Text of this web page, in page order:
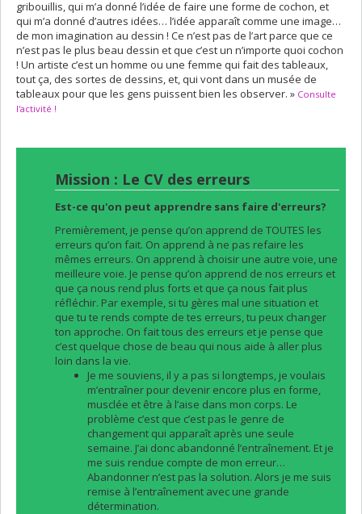
gribouillis, qui m’a donné l’idée de faire une forme de cochon, et
qui m’a donné d’autres idées… l’idée apparaît comme une image…
de mon imagination au dessin ! Ce n’est pas de l’art parce que ce
n’est pas le plus beau dessin et que c’est un n’importe quoi cochon
! Un artiste c’est un homme ou une femme qui fait des tableaux,
tout ça, des sortes de dessins, et, qui vont dans un musée de
tableaux pour que les gens puissent bien les observer. » Consulte
l'activité !
Mission : Le CV des erreurs
Est-ce qu'on peut apprendre sans faire d'erreurs?
Premièrement, je pense qu’on apprend de TOUTES les
erreurs qu’on fait. On apprend à ne pas refaire les
mêmes erreurs. On apprend à choisir une autre voie, une
meilleure voie. Je pense qu’on apprend de nos erreurs et
que ça nous rend plus forts et que ça nous fait plus
réfléchir. Par exemple, si tu gères mal une situation et
que tu te rends compte de tes erreurs, tu peux changer
ton approche. On fait tous des erreurs et je pense que
c’est quelque chose de beau qui nous aide à aller plus
loin dans la vie.
Je me souviens, il y a pas si longtemps, je voulais
m’entraîner pour devenir encore plus en forme,
musclée et être à l’aise dans mon corps. Le
problème c’est que c’est pas le genre de
changement qui apparaît après une seule
semaine. J’ai donc abandonné l’entraînement. Et je
me suis rendue compte de mon erreur…
Abandonner n’est pas la solution. Alors je me suis
remise à l’entraînement avec une grande
détermination.